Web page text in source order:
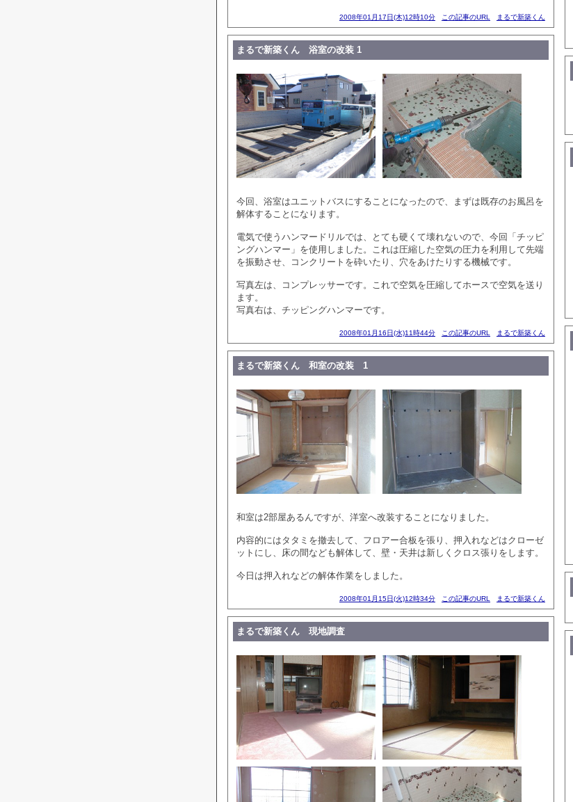
2008年01月17日(木)12時10分 この記事のURL まるで新築くん
まるで新築くん 浴室の改装 1
今回、浴室はユニットバスにすることになったので、まずは既存のお風呂を
解体することになります。
電気で使うハンマードリルでは、とても硬くて壊れないので、今回「チッピ
ングハンマー」を使用しました。これは圧縮した空気の圧力を利用して先端
を振動させ、コンクリートを砕いたり、穴をあけたりする機械です。
写真左は、コンプレッサーです。これで空気を圧縮してホースで空気を送り
ます。
写真右は、チッピングハンマーです。
2008年01月16日(水)11時44分 この記事のURL まるで新築くん
まるで新築くん 和室の改装 1
和室は2部屋あるんですが、洋室へ改装することになりました。
内容的にはタタミを撤去して、フロアー合板を張り、押入れなどはクローゼ
ットにし、床の間なども解体して、壁・天井は新しくクロス張りをします。
今日は押入れなどの解体作業をしました。
2008年01月15日(火)12時34分 この記事のURL まるで新築くん
まるで新築くん 現地調査